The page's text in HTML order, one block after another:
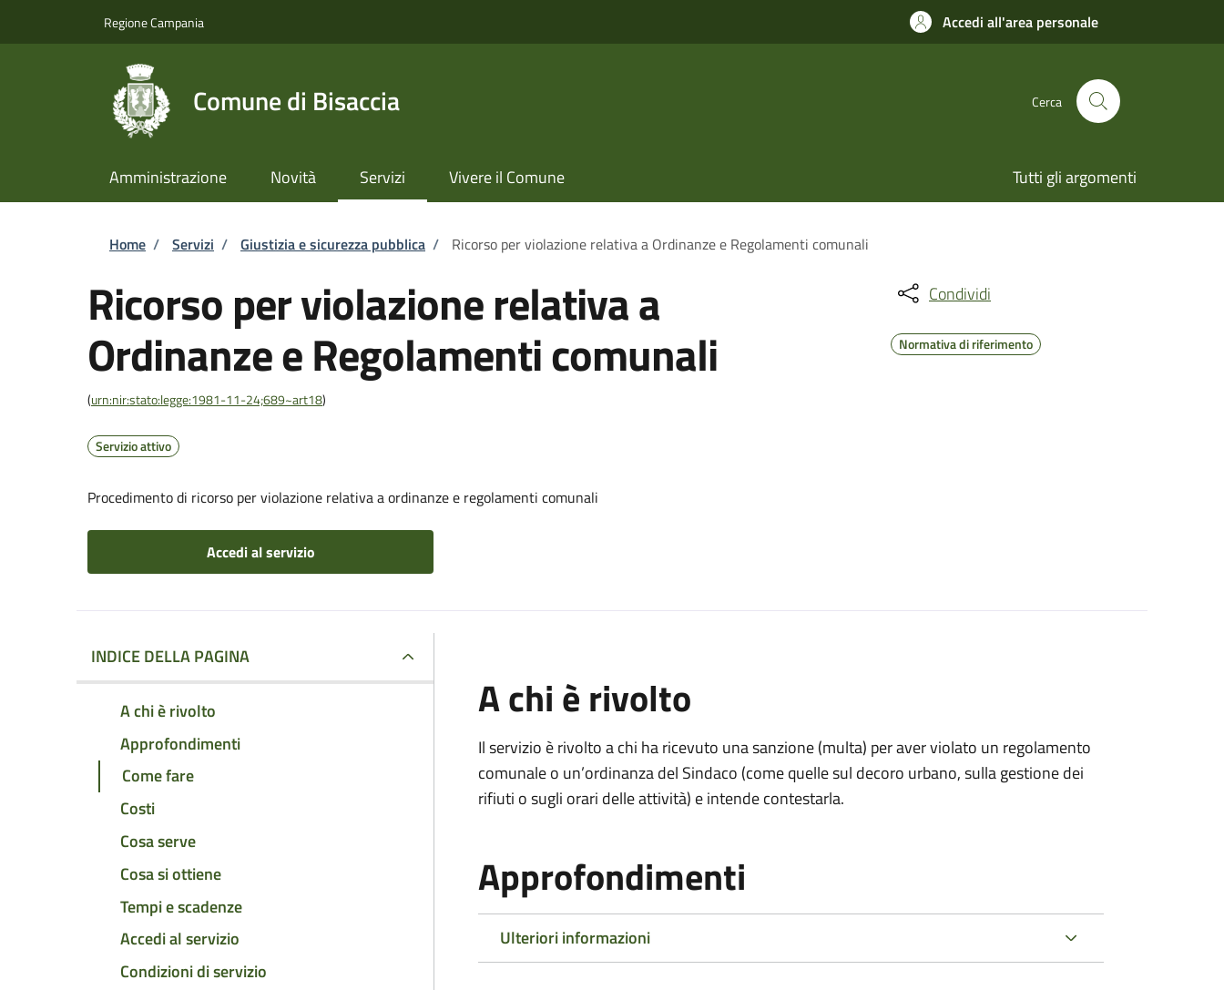
Regione Campania Accedi all'area personale
Comune di Bisaccia Cerca
Amministrazione Novità Servizi Vivere il Comune Tutti gli argomenti
Briciole di pane
Home / Servizi / Giustizia e sicurezza pubblica / Ricorso per violazione relativa a Ordinanze e Regolamenti comunali
Ricorso per violazione relativa a
Ordinanze e Regolamenti comunali
(urn:nir:stato:legge:1981-11-24;689~art18)
Servizio attivo
Procedimento di ricorso per violazione relativa a ordinanze e regolamenti comunali
Accedi al servizio
Condividi
Normativa di riferimento
INDICE DELLA PAGINA
A chi è rivolto
Approfondimenti
Come fare
Costi
Cosa serve
Cosa si ottiene
Tempi e scadenze
Accedi al servizio
Condizioni di servizio
A chi è rivolto
Il servizio è rivolto a chi ha ricevuto una sanzione (multa) per aver violato un regolamento
comunale o un’ordinanza del Sindaco (come quelle sul decoro urbano, sulla gestione dei
rifiuti o sugli orari delle attività) e intende contestarla.
Approfondimenti
Ulteriori informazioni